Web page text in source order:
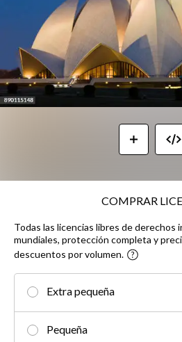
COMPRAR
Todas las licencias libres de derechos
mundiales, protección completa y
descuentos por volumen.
Extra pequeña
Pequeña